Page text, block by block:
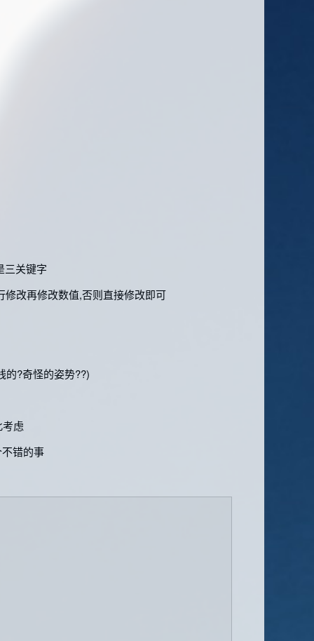
三关键字
改再修改数值,否则直接修改即可
的?奇怪的姿势??)
虑
错的事